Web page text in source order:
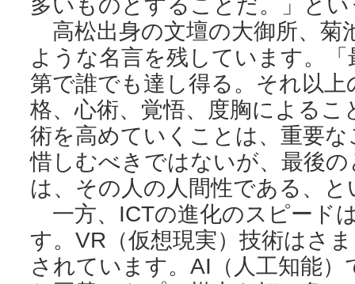
高松出身の文壇の大御所、菊
ような名言を残しています。
第で誰でも達し得る。それ以
格、心術、覚悟、度胸による
術を高めていくことは、重要
惜しむべきではないが、最後
は、その人の人間性である、
一方、ICTの進化のスピード
す。VR（仮想現実）技術はさ
されています。AI（人工知能